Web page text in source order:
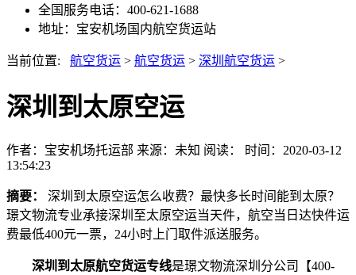
全国服务电话：400-621-1688
地址：宝安机场国内航空货运站
当前位置: 航空货运 > 航空货运 > 深圳航空货运 >
深圳到太原空运
作者：宝安机场托运部 来源：未知 阅读：
时间：2020-03-12
13:54:23
摘要： 深圳到太原空运怎么收费？最快多长时间能到太原？
璟文物流专业承接深圳至太原空运当天件，航空当日达快件运
费最低400元一票，24小时上门取件派送服务。
深圳到太原航空货运专线是璟文物流深圳分公司【400-